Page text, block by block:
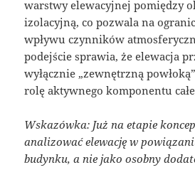
warstwy elewacyjnej pomiędzy
izolacyjną, co pozwala na
wpływu czynników
podejście sprawia, że elewacja
wyłącznie „zewnętrzną
rolę aktywnego komponentu
Wskazówka: Już na etapie
analizować elewację w
budynku, a nie jako osobny